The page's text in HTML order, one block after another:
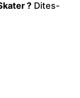
? Dites-